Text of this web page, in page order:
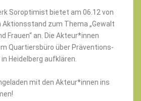
Soroptimist bietet am 06.12 von
Aktionsstand zum Thema „Gewalt
Frauen“ an. Die Akteur*innen
Quartiersbüro über Präventions-
Heidelberg aufklären.
mit den Akteur*innen ins